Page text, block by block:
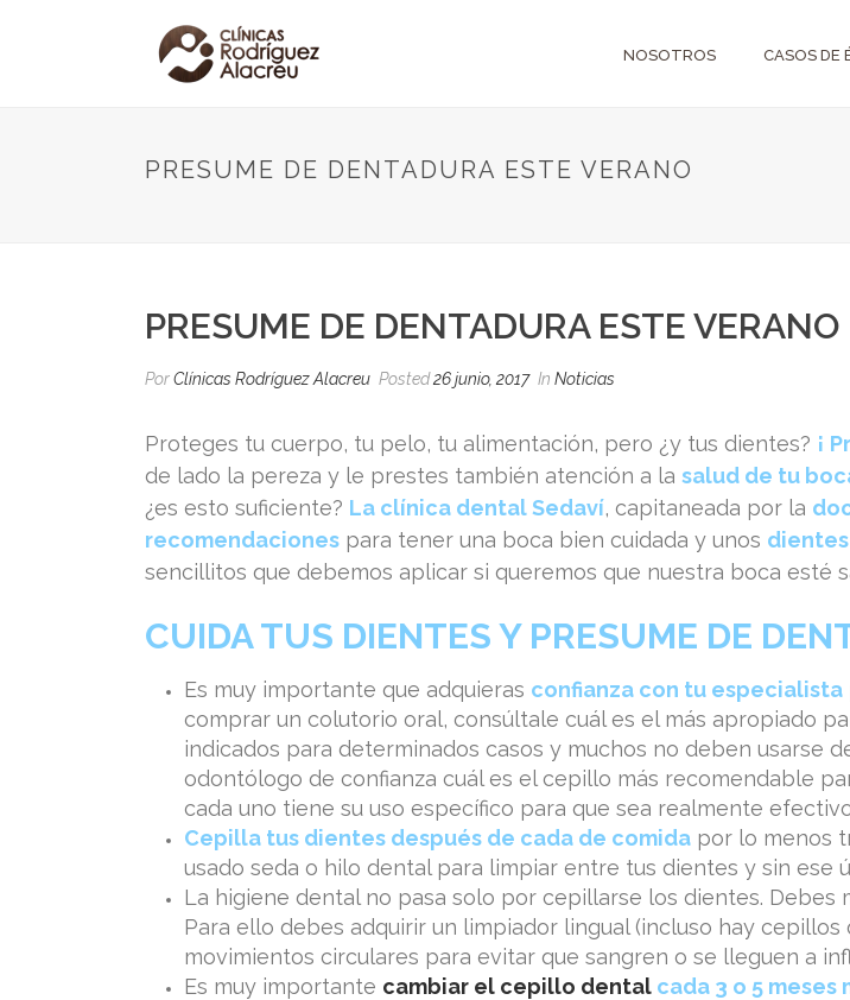
NOSOTROS CASOS DE
PRESUME DE DENTADURA ESTE VERANO
PRESUME DE DENTADURA ESTE VERANO
PorClínicas Rodríguez Alacreu Posted26 junio, 2017 In Noticias
Proteges tu cuerpo, tu pelo, tu alimentación, pero ¿y tus dientes? ¡
de lado la pereza y le prestes también atención a la salud de tu
¿es esto suficiente? La clínica dental Sedaví, capitaneada por la
recomendaciones para tener una boca bien cuidada y unos
sencillitos que debemos aplicar si queremos que nuestra boca esté
CUIDA TUS DIENTES Y PRESUME DE
Es muy importante que adquieras confianza con tu especialista
comprar un colutorio oral, consúltale cuál es el más apropiado
indicados para determinados casos y muchos no deben usarse
odontólogo de confianza cuál es el cepillo más recomendable
cada uno tiene su uso específico para que sea realmente
Cepilla tus dientes después de cada de comidapor lo menos
usado seda o hilo dental para limpiar entre tus dientes y sin ese
La higiene dental no pasa solo por cepillarse los dientes. Debes
Para ello debes adquirir un limpiador lingual (incluso hay
movimientos circulares para evitar que sangren o se lleguen a
Es muy importante cambiar el cepillo dentalcada 3 o 5 meses